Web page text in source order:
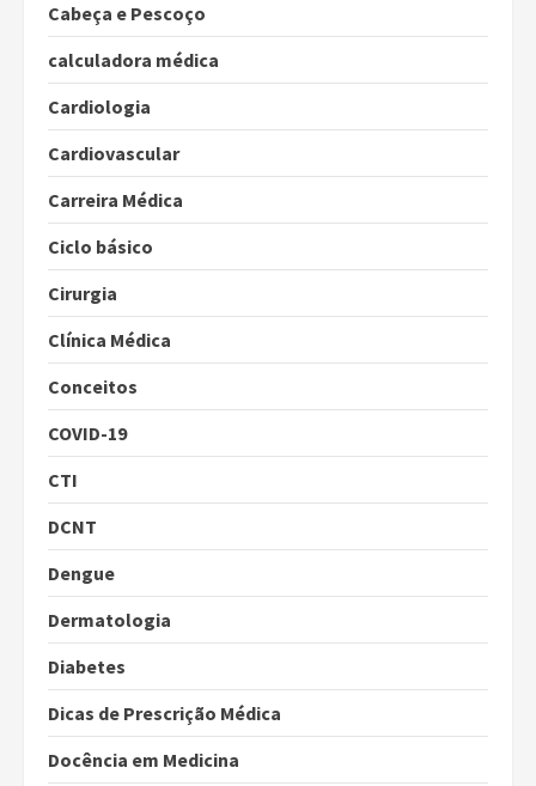
Cabeça e Pescoço
calculadora médica
Cardiologia
Cardiovascular
Carreira Médica
Ciclo básico
Cirurgia
Clínica Médica
Conceitos
COVID-19
CTI
DCNT
Dengue
Dermatologia
Diabetes
Dicas de Prescrição Médica
Docência em Medicina